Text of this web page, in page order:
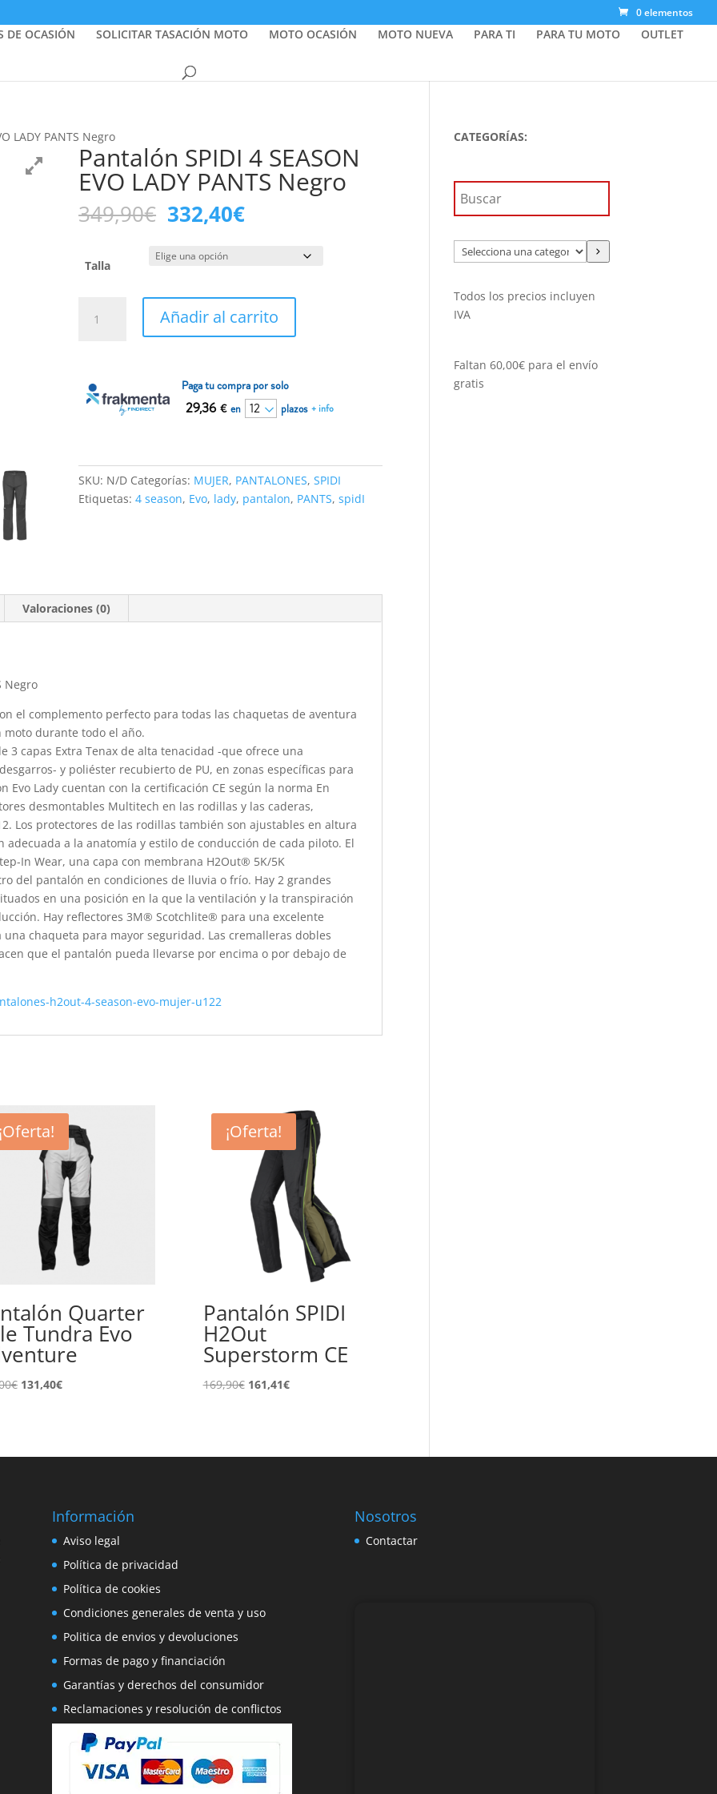
0 elementos
DE OCASIÓN SOLICITAR TASACIÓN MOTO MOTO OCASIÓN MOTO NUEVA PARA TI PARA TU MOTO OUTLET
LADY PANTS Negro
Pantalón SPIDI 4 SEASON
EVO LADY PANTS Negro
349,90€ El
precio
original
era:
332,40€El
Talla
SPIDI
LADY
Añadir al carrito
Paga tu compra por solo
29,36 € en plazos + info
SKU: N/D Categorías: MUJER, PANTALONES,SPIDI
Etiquetas:4 season, Evo, lady, pantalon, PANTS,spidI
Valoraciones (0)
Negro
el complemento perfecto para todas las chaquetas de aventura
moto durante todo el año.
3 capas Extra Tenax de alta tenacidad -que ofrece una
y poliéster recubierto de PU, en zonas específicas para
Evo Lady cuentan con la certificación CE según la norma En
desmontables Multitech en las rodillas y las caderas,
Los protectores de las rodillas también son ajustables en altura
a la anatomía y estilo de conducción de cada piloto. El
In Wear, una capa con membrana H2Out® 5K/5K
del pantalón en condiciones de lluvia o frío. Hay 2 grandes
en una posición en la que la ventilación y la transpiración
Hay reflectores 3M® Scotchlite® para una excelente
chaqueta para mayor seguridad. Las cremalleras dobles
que el pantalón pueda llevarse por encima o por debajo de
h2out-4-season-evo-mujer-u122
¡Oferta!
Quarter
Tundra Evo
€ El
146,00€.
131,40€El
131,40€.
¡Oferta!
Pantalón SPIDI
H2Out
Superstorm CE
169,90€ El
169,90€.
161,41€El
161,41€.
CATEGORÍAS:
Selecciona
una
Todos los precios incluyen
IVA
Faltan60,00€ para el envío
gratis
Información
Aviso legal
Política de privacidad
Política de cookies
Condiciones generales de venta y uso
Politica de envios y devoluciones
Formas de pago y financiación
Garantías y derechos del consumidor
Reclamaciones y resolución de conflictos
Nosotros
Contactar